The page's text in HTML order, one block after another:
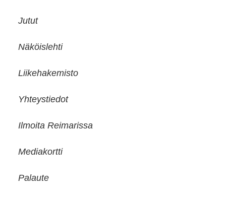
Jutut
Näköislehti
Liikehakemisto
Yhteystiedot
Ilmoita Reimarissa
Mediakortti
Palaute